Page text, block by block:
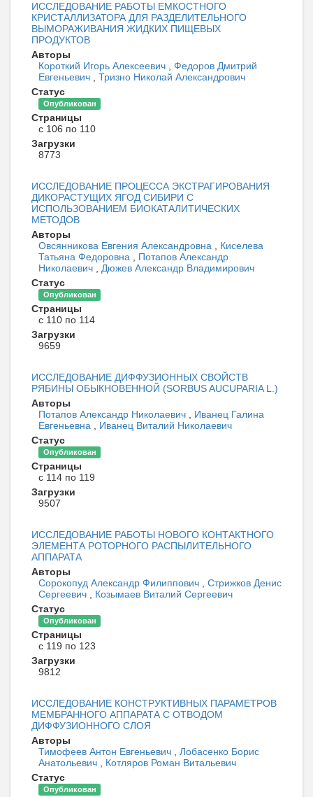
ИССЛЕДОВАНИЕ РАБОТЫ ЕМКОСТНОГО
КРИСТАЛЛИЗАТОРА ДЛЯ РАЗДЕЛИТЕЛЬНОГО
ВЫМОРАЖИВАНИЯ ЖИДКИХ ПИЩЕВЫХ
ПРОДУКТОВ
Авторы
Короткий Игорь Алексеевич
Федоров Дмитрий
Евгеньевич
Тризно Николай Александрович
Статус
Опубликован
Страницы
с 106 по 110
Загрузки
8773
ИССЛЕДОВАНИЕ ПРОЦЕССА ЭКСТРАГИРОВАНИЯ
ДИКОРАСТУЩИХ ЯГОД СИБИРИ С
ИСПОЛЬЗОВАНИЕМ БИОКАТАЛИТИЧЕСКИХ
МЕТОДОВ
Авторы
Овсянникова Евгения Александровна
Киселева
Татьяна Федоровна
Потапов Александр
Николаевич
Дюжев Александр Владимирович
Статус
Опубликован
Страницы
с 110 по 114
Загрузки
9659
ИССЛЕДОВАНИЕ ДИФФУЗИОННЫХ СВОЙСТВ
РЯБИНЫ ОБЫКНОВЕННОЙ (SORBUS AUCUPARIA L.)
Авторы
Потапов Александр Николаевич
Иванец Галина
Евгеньевна
Иванец Виталий Николаевич
Статус
Опубликован
Страницы
с 114 по 119
Загрузки
9507
ИССЛЕДОВАНИЕ РАБОТЫ НОВОГО КОНТАКТНОГО
ЭЛЕМЕНТА РОТОРНОГО РАСПЫЛИТЕЛЬНОГО
АППАРАТА
Авторы
Сорокопуд Александр Филиппович
Стрижков Денис
Сергеевич
Козымаев Виталий Сергеевич
Статус
Опубликован
Страницы
с 119 по 123
Загрузки
9812
ИССЛЕДОВАНИЕ КОНСТРУКТИВНЫХ ПАРАМЕТРОВ
МЕМБРАННОГО АППАРАТА С ОТВОДОМ
ДИФФУЗИОННОГО СЛОЯ
Авторы
Тимофеев Антон Евгеньевич
Лобасенко Борис
Анатольевич
Котляров Роман Витальевич
Статус
Опубликован